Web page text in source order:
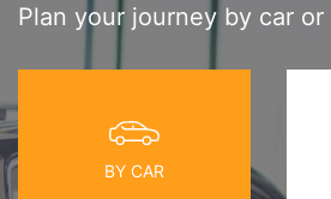
Plan your journey by car
BY CAR